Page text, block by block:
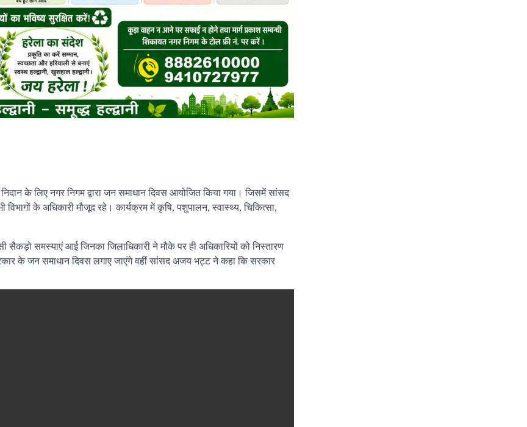
के लिए नगर निगम द्वारा जन समाधान दिवस आयोजित किया गया। जिसमें सांसद
के अधिकारी मौजूद रहे। कार्यक्रम में कृषि, पशुपालन, स्वास्थ्य, चिकित्सा,
सैकड़ो समस्याएं आई जिनका जिलाधिकारी ने मौके पर ही अधिकारियों को निस्तारण
के जन समाधान दिवस लगाए जाएंगे वहीं सांसद अजय भट्ट ने कहा कि सरकार